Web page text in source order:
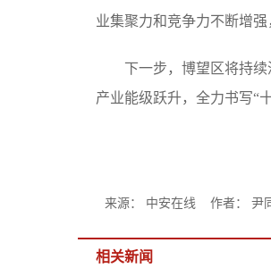
业集聚力和竞争力不断增
下一步，博望区将持续
产业能级跃升，全力书写“
来源： 中安在线 作者： 尹
相关新闻